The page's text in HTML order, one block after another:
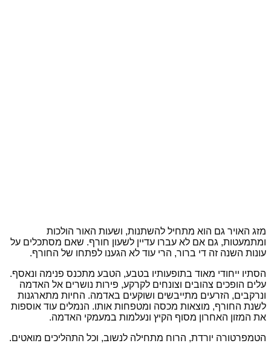
מזג האויר גם הוא מתחיל להשתנות, ושעות האור הולכות
ומתמעטות, גם אם לא עברו עדיין לשעון חורף. שאם מסתכלים על
עונות השנה זה די ברור, הרי עוד לא הגענו לפתחו של החורף.
הסתיו ייחודי מאוד בתופעותיו בטבע, הטבע מתכנס פנימה ונאסף.
עלים הופכים צהובים וצונחים לקרקע, פירות נושרים אל האדמה
ונרקבים, הזרעים מתייבשים ושוקעים באדמה. החיות מתארגנות
לשנת החורף, מוצאות מכסה ומטפחות אותו. הנמלים עוד אוספות
את המזון האחרון מסוף הקיץ ונעלמות במעמקי האדמה.
הטמפרטורה יורדת, הרוח מתחילה לנשוב, וכל התהליכים מואטים.